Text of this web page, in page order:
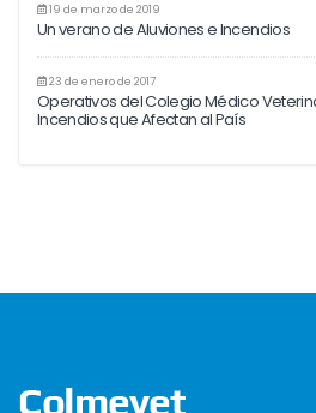
19 de marzo de 2019
Un verano de Aluviones e Incendios
23 de enero de 2017
Operativos del Colegio Médico
Incendios que Afectan al País